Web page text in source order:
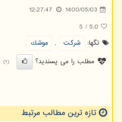
1400/05/03
12:27:47
5.0
/
5
تگها:
شركت ,
موشك
مطلب را می پسندید؟
(1)
تازه ترین مطالب مرتبط